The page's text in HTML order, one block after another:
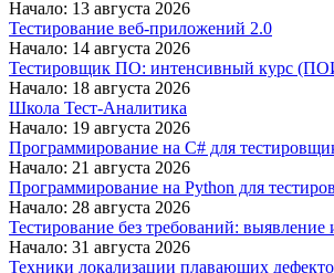
Начало: 13 августа 2026
Тестирование веб-приложений 2.0
Начало: 14 августа 2026
Тестировщик ПО: интенсивный курс
Начало: 18 августа 2026
Школа Тест-Аналитика
Начало: 19 августа 2026
Программирование на C# для
Начало: 21 августа 2026
Программирование на Python для
Начало: 28 августа 2026
Тестирование без требований:
Начало: 31 августа 2026
Техники локализации плавающих